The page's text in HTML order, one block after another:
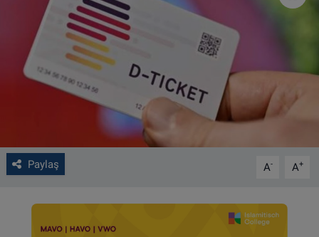
Paylaş A- A+
ALGEMENE VOORWAARDEN
CONTACT
Çerez Politikası